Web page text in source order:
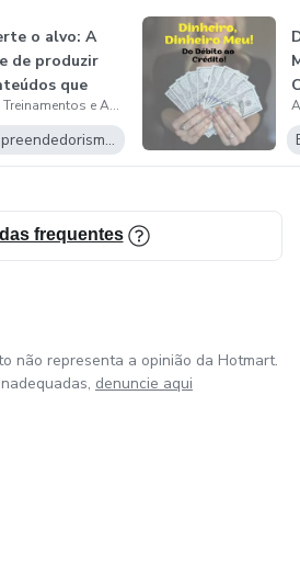
a todos.
o alvo: A
de produzir
que
e eng...
AIM Treinamentos e Assessoria
Empreendedorismo Digital
frequentes
não representa a opinião da Hotmart.
denuncie aqui